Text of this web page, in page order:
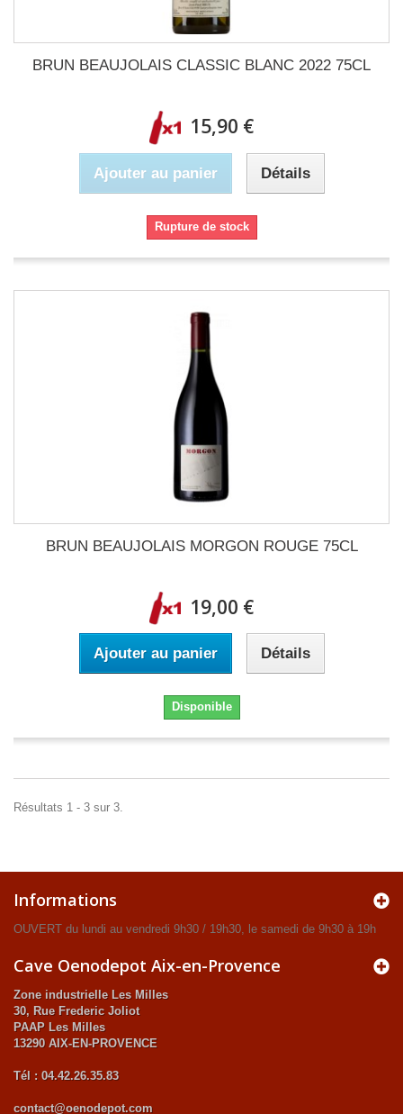
BRUN BEAUJOLAIS CLASSIC BLANC 2022 75CL
15,90 €
Ajouter au panier Détails
Rupture de stock
BRUN BEAUJOLAIS MORGON ROUGE 75CL
19,00 €
Ajouter au panier Détails
Disponible
Résultats 1 - 3 sur 3.
Informations
OUVERT du lundi au vendredi 9h30 / 19h30, le samedi de 9h30 à 19h
Cave Oenodepot Aix-en-Provence
Zone industrielle Les Milles
30, Rue Frederic Joliot
PAAP Les Milles
13290 AIX-EN-PROVENCE
Tél : 04.42.26.35.83
contact@oenodepot.com